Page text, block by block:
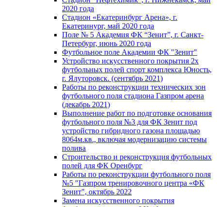
2020 года
Стадион «Екатеринбург Арена», г.
Екатеринург, май 2020 года
Поле № 5 Академия ФК “Зенит”, г. Санкт-
Петербург, июнь 2020 года
Футбольное поле Академии ФК "Зенит"
Устройство искусственного покрытия 2х
футбольных полей спорт комплекса Юность,
г. Ялуторовск. (сентябрь 2021)
Работы по реконструкции технических зон
футбольного поля стадиона Газпром арена
(декабрь 2021)
Выполнение работ по подготовке основания
футбольного поля №3 для ФК Зенит под
устройство гибридного газона площадью
8064м.кв., включая модернизацию системы
полива
Строительство и реконструкция футбольных
полей для ФК Оренбург
Работы по реконструкции футбольного поля
№5 "Газпром тренировочного центра «ФК
Зенит", октябрь 2022
Замена искусственного покрытия